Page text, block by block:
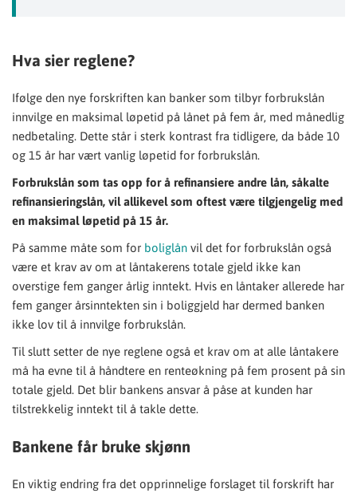
Hva sier reglene?
Ifølge den nye forskriften kan banker som tilbyr forbrukslån
innvilge en maksimal løpetid på lånet på fem år, med månedlig
nedbetaling. Dette står i sterk kontrast fra tidligere, da både 10
og 15 år har vært vanlig løpetid for forbrukslån.
Forbrukslån som tas opp for å refinansiere andre lån, såkalte
refinansieringslån, vil allikevel som oftest være tilgjengelig med
en maksimal løpetid på 15 år.
På samme måte som for boliglån vil det for forbrukslån også
være et krav av om at låntakerens totale gjeld ikke kan
overstige fem ganger årlig inntekt. Hvis en låntaker allerede har
fem ganger årsinntekten sin i boliggjeld har dermed banken
ikke lov til å innvilge forbrukslån.
Til slutt setter de nye reglene også et krav om at alle låntakere
må ha evne til å håndtere en renteøkning på fem prosent på sin
totale gjeld. Det blir bankens ansvar å påse at kunden har
tilstrekkelig inntekt til å takle dette.
Bankene får bruke skjønn
En viktig endring fra det opprinnelige forslaget til forskrift har